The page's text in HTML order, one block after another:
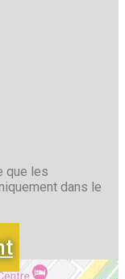
que les
dans le